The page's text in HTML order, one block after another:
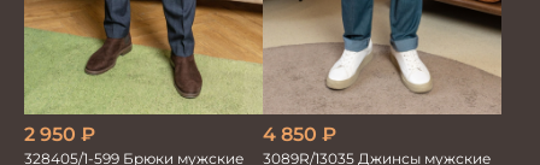
2 950 ₽
328405/1-599 Брюки мужские
4 850 ₽
3089R/13035 Джинсы мужские